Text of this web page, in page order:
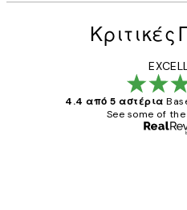
4.4 από 5 αστέρια
See some of